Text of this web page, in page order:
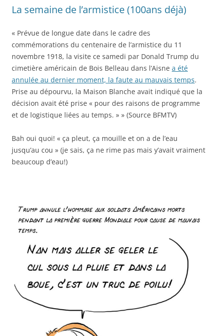
La semaine de l’armistice (100ans déjà)
« Prévue de longue date dans le cadre des
commémorations du centenaire de l’armistice du 11
novembre 1918, la visite ce samedi par Donald Trump du
cimetière américain de Bois Belleau dans l’Aisne a été
annulée au dernier moment, la faute au mauvais temps.
Prise au dépourvu, la Maison Blanche avait indiqué que la
décision avait été prise « pour des raisons de programme
et de logistique liées au temps. » » (Source BFMTV)
Bah oui quoi! « ça pleut, ça mouille et on a de l’eau
jusqu’au cou » (je sais, ça ne rime pas mais y’avait vraiment
beaucoup d’eau!)